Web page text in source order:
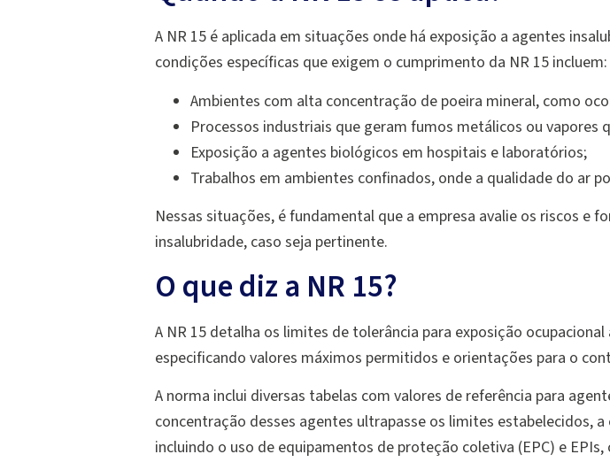
A NR 15 é aplicada em situações onde há exposição a agentes
condições específicas que exigem o cumprimento da NR 15 incluem:
Ambientes com alta concentração de poeira mineral, como
Processos industriais que geram fumos metálicos ou vapores
Exposição a agentes biológicos em hospitais e laboratórios;
Trabalhos em ambientes confinados, onde a qualidade do ar
Nessas situações, é fundamental que a empresa avalie os riscos e
insalubridade, caso seja pertinente.
O que diz a NR 15?
A NR 15 detalha os limites de tolerância para exposição
especificando valores máximos permitidos e orientações para o
A norma inclui diversas tabelas com valores de referência para
concentração desses agentes ultrapasse os limites estabelecidos,
incluindo o uso de equipamentos de proteção coletiva (EPC) e EPIs,